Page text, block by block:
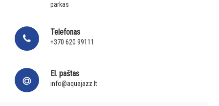
parkas
Telefonas
+370 620 99111
El. paštas
info@aquajazz.lt